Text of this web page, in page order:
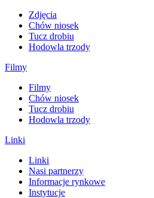
Zdjęcia
Chów niosek
Tucz drobiu
Hodowla trzody
Filmy
Filmy
Chów niosek
Tucz drobiu
Hodowla trzody
Linki
Linki
Nasi partnerzy
Informacje rynkowe
Instytucje